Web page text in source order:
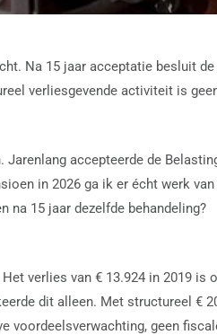
Na 15 jaar acceptatie besluit
verliesgevende activiteit is
accepteerde de
in 2026 ga ik er écht werk
na 15 jaar dezelfde behandeling?
verlies van € 13.924 in 2019
dit alleen. Met structureel €
voordeelsverwachting, geen